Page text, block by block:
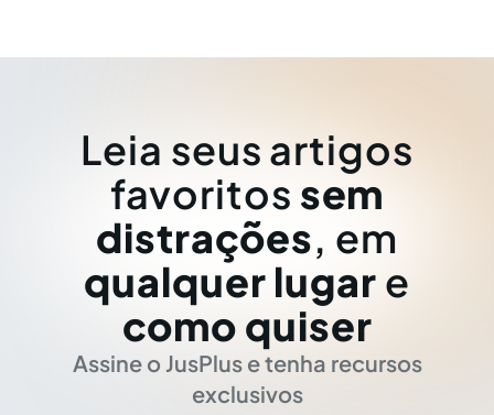
Leia seus artigos
favoritos sem
distrações, em
qualquer lugar e
como quiser
Assine o JusPlus e tenha recursos
exclusivos